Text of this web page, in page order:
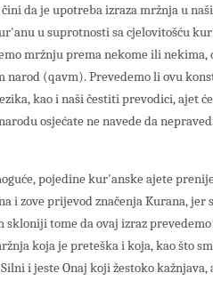
da je upotreba izraza mržnja u
u suprotnosti sa cjelovitošću
mržnju prema nekome ili
narod (qavm). Prevedemo li ovu
kao i naši čestiti prevodici, ajet
osjećate ne navede da
pojedine kur'anske ajete
i zove prijevod značenja Kurana, jer
skloniji tome da ovaj izraz
koja je preteška i koja, kao što
i jeste Onaj koji žestoko